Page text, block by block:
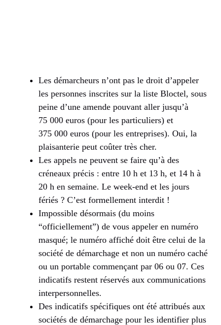
Les démarcheurs n’ont pas le droit d’appeler
les personnes inscrites sur la liste Bloctel, sous
peine d’une amende pouvant aller jusqu’à
75 000 euros (pour les particuliers) et
375 000 euros (pour les entreprises). Oui, la
plaisanterie peut coûter très cher.
Les appels ne peuvent se faire qu’à des
créneaux précis : entre 10 h et 13 h, et 14 h à
20 h en semaine. Le week-end et les jours
fériés ? C’est formellement interdit !
Impossible désormais (du moins
“officiellement”) de vous appeler en numéro
masqué; le numéro affiché doit être celui de la
société de démarchage et non un numéro caché
ou un portable commençant par 06 ou 07. Ces
indicatifs restent réservés aux communications
interpersonnelles.
Des indicatifs spécifiques ont été attribués aux
sociétés de démarchage pour les identifier plus